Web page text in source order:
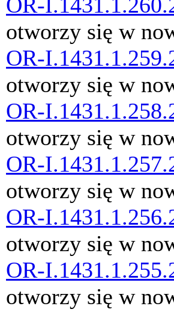
otworzy się w
OR-
otworzy się w
OR-
otworzy się w
OR-
otworzy się w
OR-
otworzy się w
OR-
otworzy się w